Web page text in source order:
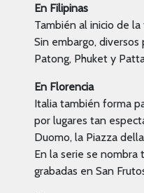
En Filipinas
También al inicio de
Sin embargo,
Patong, Phuket y
En Florencia
Italia también forma
por lugares tan
Duomo, la Piazza
En la serie se nombra
grabadas en San